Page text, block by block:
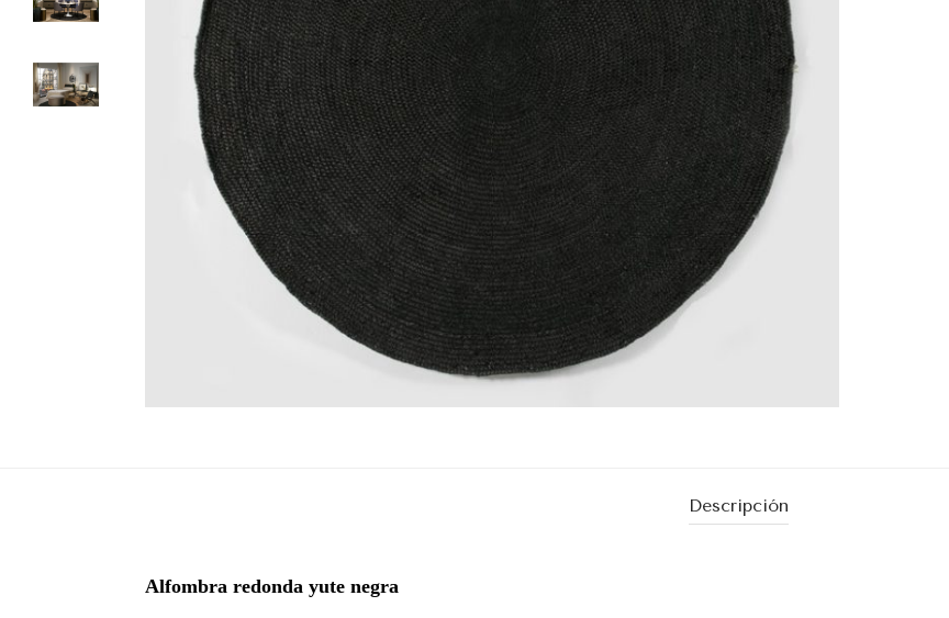
Descripción
Alfombra redonda yute negra